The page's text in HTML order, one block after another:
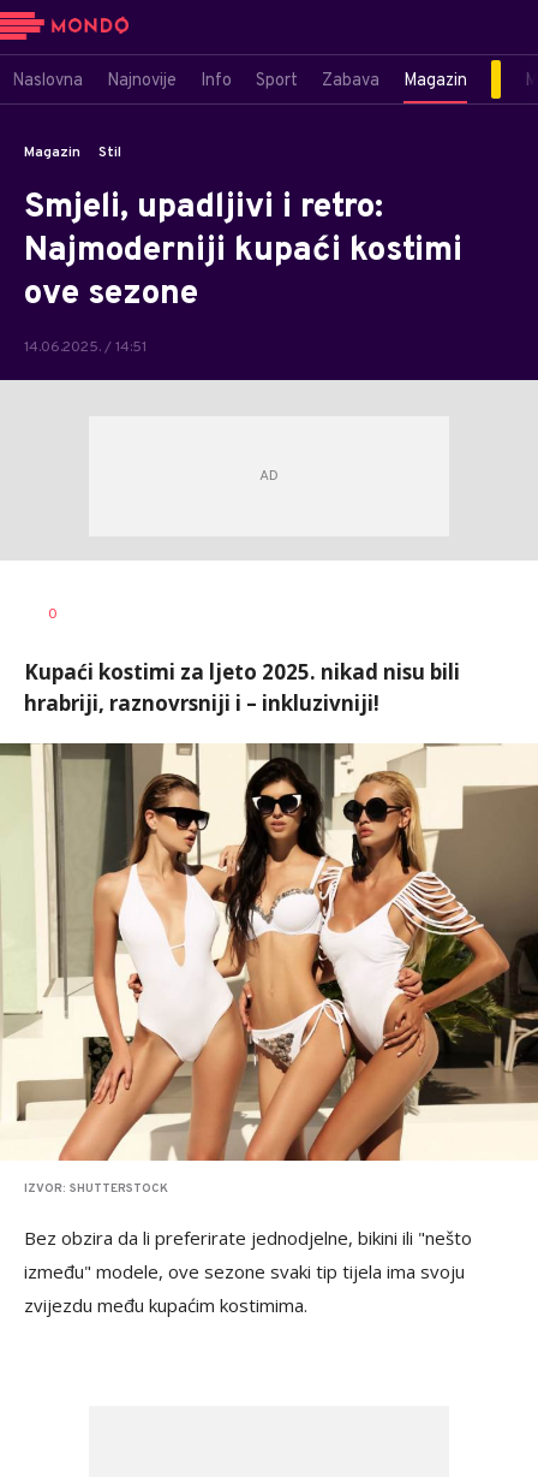
Naslovna Najnovije Info Sport Zabava Magazin
Magazin Stil
Smjeli, upadljivi i retro:
Najmoderniji kupaći kostimi
ove sezone
14.06.2025. / 14:51
AUTOR
0
Kupaći kostimi za ljeto 2025. nikad nisu bili
hrabriji, raznovrsniji i – inkluzivniji!
IZVOR: SHUTTERSTOCK
Bez obzira da li preferirate jednodjelne, bikini ili "nešto
između" modele, ove sezone svaki tip tijela ima svoju
zvijezdu među kupaćim kostimima.